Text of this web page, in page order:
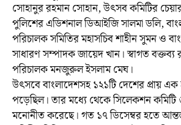
সোহানুর রহমান সোহান, উৎসব কমিটির
পুলিশের এডিশনাল ডিআইজি সালমা ডলি,
পরিচালক সমিতির মহাসচিব শাহীন সুমন ও
সাধারণ সম্পাদক জায়েদ খান। স্বাগত
পরিচালক মনজুরুল ইসলাম মেঘ।
উৎসবে বাংলাদেশসহ ১২১টি দেশের প্রায় এক
পড়েছিল। তার মধ্যে থেকে সিলেকশন কমিটি
মনোনীত করেছে। গত ১৭ ডিসেম্বর হতে